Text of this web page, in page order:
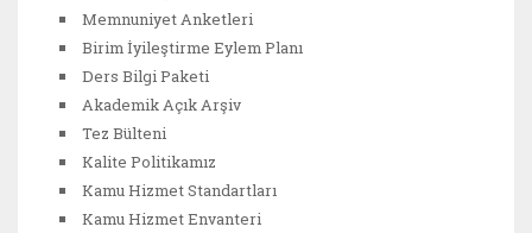
Memnuniyet Anketleri
Birim İyileştirme Eylem Planı
Ders Bilgi Paketi
Akademik Açık Arşiv
Tez Bülteni
Kalite Politikamız
Kamu Hizmet Standartları
Kamu Hizmet Envanteri